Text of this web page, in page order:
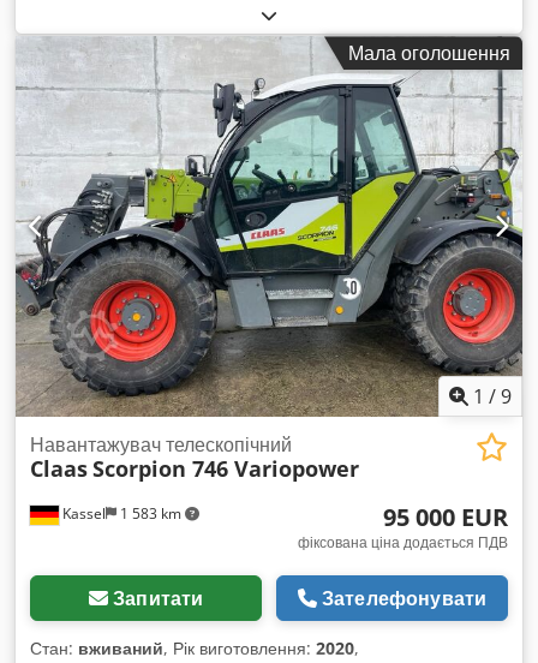
Мала оголошення
1 /9
Kassel 1 583 km
Навантажувач телескопічний
ClaasScorpion 746 Variopower
95 000 EUR
фіксована ціна додається ПДВ
Запитати Зателефонувати
Стан: вживаний, Рік виготовлення: 2020,